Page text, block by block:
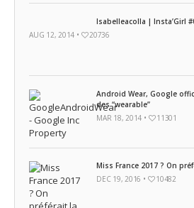
Isabelleacolla | Insta’Girl
AUG 12, 2014 •
20736
Android Wear, Google
des “wearable”
MAR 18, 2014 •
11301
Miss France 2017 ? On
DEC 19, 2016 •
10482